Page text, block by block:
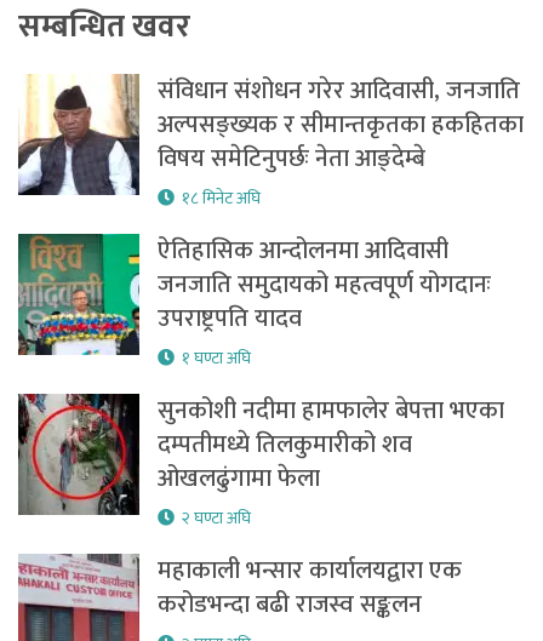
सम्बन्धित खवर
संविधान संशोधन गरेर आदिवासी, जनजाति
अल्पसङ्ख्यक र सीमान्तकृतका हकहितका
विषय समेटिनुपर्छः नेता आङ्देम्बे
१८ मिनेट अघि
ऐतिहासिक आन्दोलनमा आदिवासी
जनजाति समुदायको महत्वपूर्ण योगदानः
उपराष्ट्रपति यादव
१ घण्टा अघि
सुनकोशी नदीमा हामफालेर बेपत्ता भएका
दम्पतीमध्ये तिलकुमारीको शव
ओखलढुंगामा फेला
२ घण्टा अघि
महाकाली भन्सार कार्यालयद्वारा एक
करोडभन्दा बढी राजस्व सङ्कलन